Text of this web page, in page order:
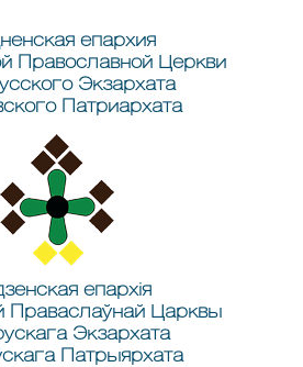
епархия
Православной Церкви
Экзархата
Патриархата
епархія
Праваслаўнай Царквы
Экзархата
Патрыярхата